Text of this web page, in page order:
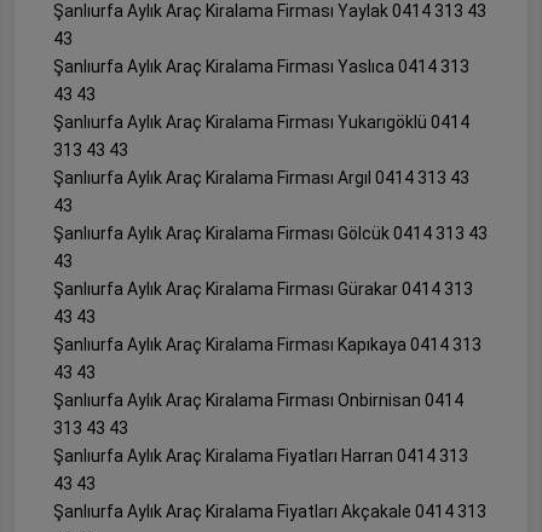
Şanlıurfa Aylık Araç Kiralama Firması Yaylak 0414 313 43
43
Şanlıurfa Aylık Araç Kiralama Firması Yaslıca 0414 313
43 43
Şanlıurfa Aylık Araç Kiralama Firması Yukarıgöklü 0414
313 43 43
Şanlıurfa Aylık Araç Kiralama Firması Argıl 0414 313 43
43
Şanlıurfa Aylık Araç Kiralama Firması Gölcük 0414 313 43
43
Şanlıurfa Aylık Araç Kiralama Firması Gürakar 0414 313
43 43
Şanlıurfa Aylık Araç Kiralama Firması Kapıkaya 0414 313
43 43
Şanlıurfa Aylık Araç Kiralama Firması Onbirnisan 0414
313 43 43
Şanlıurfa Aylık Araç Kiralama Fiyatları Harran 0414 313
43 43
Şanlıurfa Aylık Araç Kiralama Fiyatları Akçakale 0414 313